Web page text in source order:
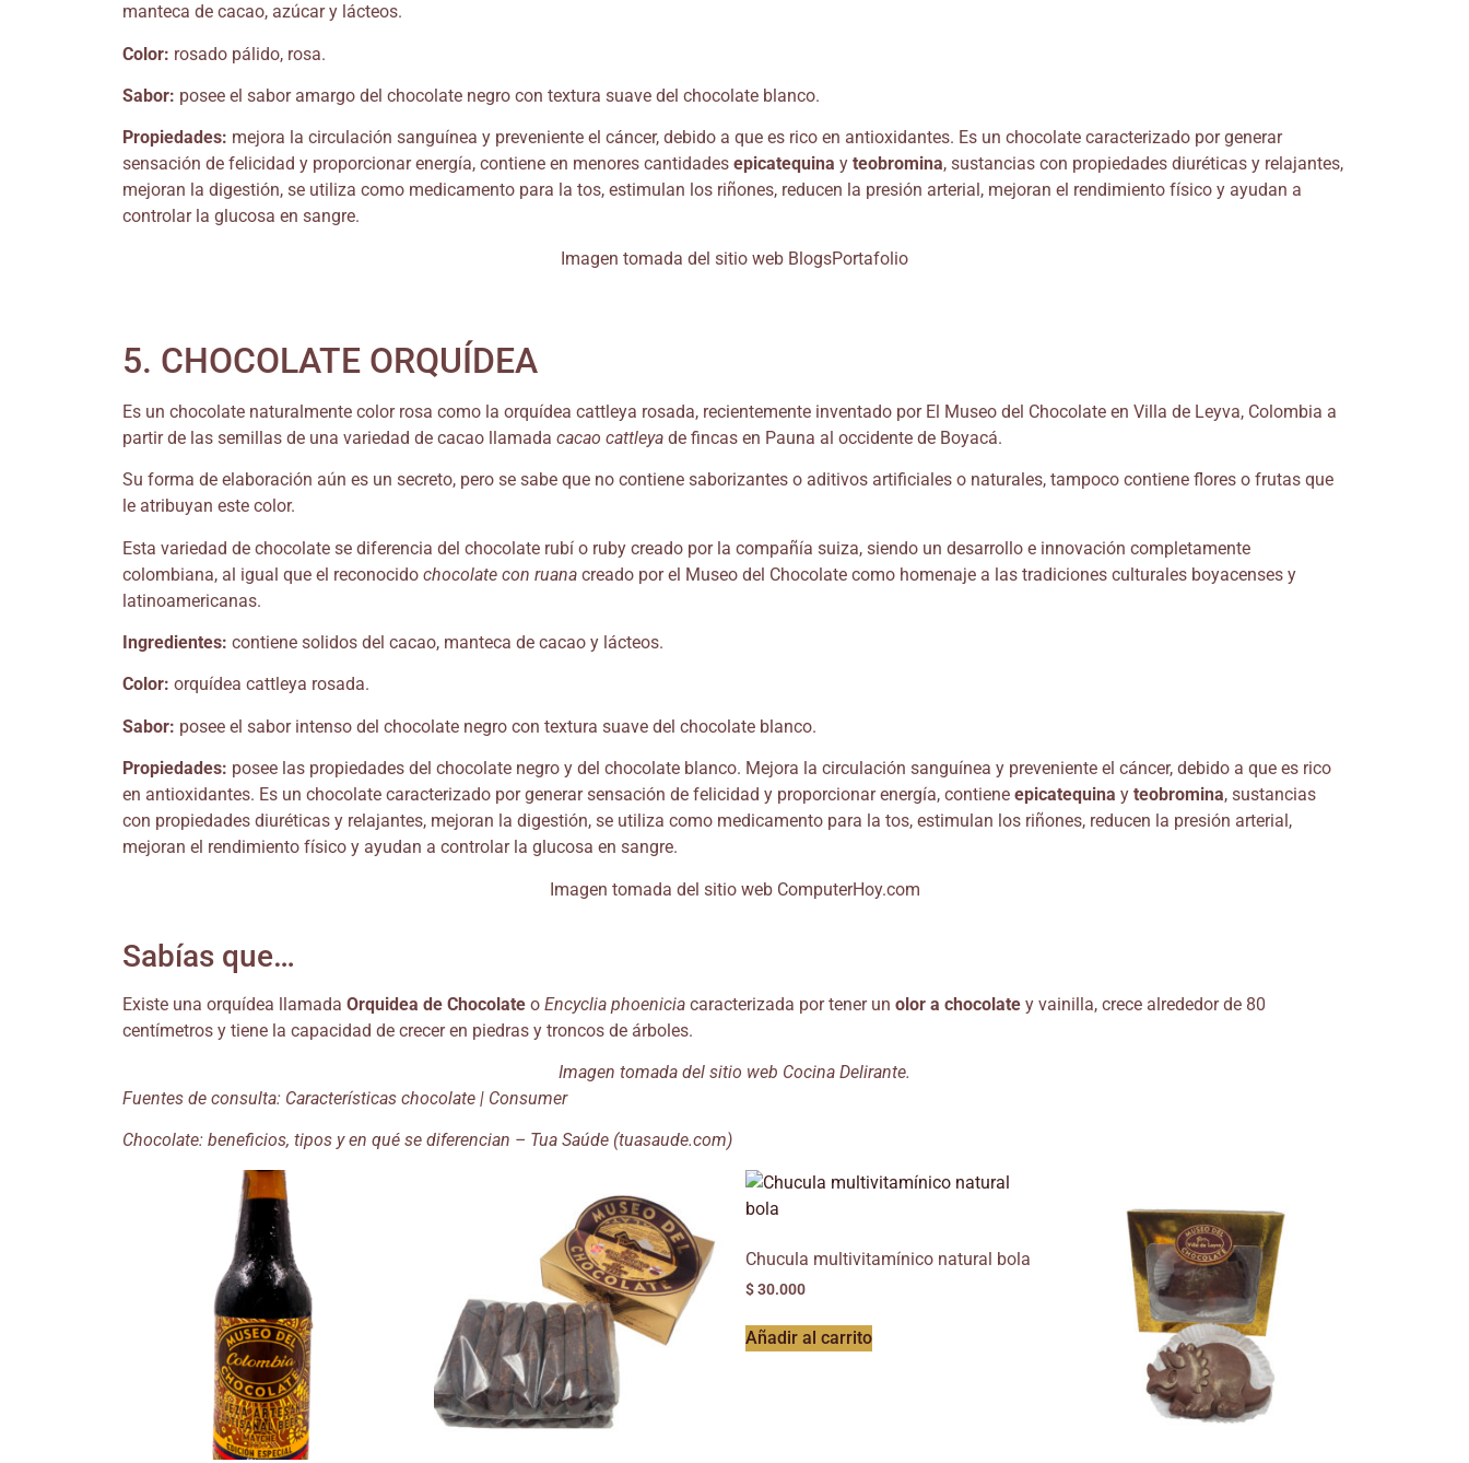
manteca de cacao, azúcar y lácteos.
Color: rosado pálido, rosa.
Sabor: posee el sabor amargo del chocolate negro con textura suave del chocolate blanco.
Propiedades: mejora la circulación sanguínea y preveniente el cáncer, debido a que es rico en antioxidantes. Es un chocolate caracterizado por generar
sensación de felicidad y proporcionar energía, contiene en menores cantidades epicatequina y teobromina, sustancias con propiedades diuréticas y relajantes,
mejoran la digestión, se utiliza como medicamento para la tos, estimulan los riñones, reducen la presión arterial, mejoran el rendimiento físico y ayudan a
controlar la glucosa en sangre.
Imagen tomada del sitio web BlogsPortafolio
5. CHOCOLATE ORQUÍDEA
Es un chocolate naturalmente color rosa como la orquídea cattleya rosada, recientemente inventado por El Museo del Chocolate en Villa de Leyva, Colombia a
partir de las semillas de una variedad de cacao llamada cacao cattleya de fincas en Pauna al occidente de Boyacá.
Su forma de elaboración aún es un secreto, pero se sabe que no contiene saborizantes o aditivos artificiales o naturales, tampoco contiene flores o frutas que
le atribuyan este color.
Esta variedad de chocolate se diferencia del chocolate rubí o ruby creado por la compañía suiza, siendo un desarrollo e innovación completamente
colombiana, al igual que el reconocido chocolate con ruana creado por el Museo del Chocolate como homenaje a las tradiciones culturales boyacenses y
latinoamericanas.
Ingredientes: contiene solidos del cacao, manteca de cacao y lácteos.
Color: orquídea cattleya rosada.
Sabor: posee el sabor intenso del chocolate negro con textura suave del chocolate blanco.
Propiedades: posee las propiedades del chocolate negro y del chocolate blanco. Mejora la circulación sanguínea y preveniente el cáncer, debido a que es rico
en antioxidantes. Es un chocolate caracterizado por generar sensación de felicidad y proporcionar energía, contiene epicatequina y teobromina, sustancias
con propiedades diuréticas y relajantes, mejoran la digestión, se utiliza como medicamento para la tos, estimulan los riñones, reducen la presión arterial,
mejoran el rendimiento físico y ayudan a controlar la glucosa en sangre.
Imagen tomada del sitio web ComputerHoy.com
Sabías que…
Existe una orquídea llamada Orquidea de Chocolate o Encyclia phoenicia caracterizada por tener un olor a chocolate y vainilla, crece alrededor de 80
centímetros y tiene la capacidad de crecer en piedras y troncos de árboles.
Imagen tomada del sitio web Cocina Delirante.
Fuentes de consulta: Características chocolate | Consumer
Chocolate: beneficios, tipos y en qué se diferencian – Tua Saúde (tuasaude.com)
Chucula multivitamínico natural bola
$30.000
Añadir al carrito